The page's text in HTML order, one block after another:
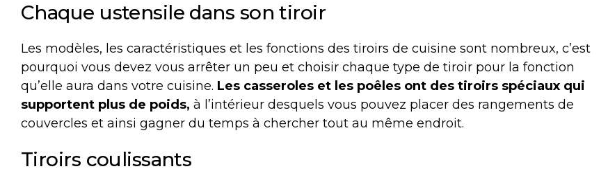
Chaque ustensile dans son tiroir
Les modèles, les caractéristiques et les fonctions des tiroirs de cuisine sont nombreux, c’est
pourquoi vous devez vous arrêter un peu et choisir chaque type de tiroir pour la fonction
qu’elle aura dans votre cuisine. Les casseroles et les poêles ont des tiroirs spéciaux qui
supportent plus de poids, à l’intérieur desquels vous pouvez placer des rangements de
couvercles et ainsi gagner du temps à chercher tout au même endroit.
Tiroirs coulissants